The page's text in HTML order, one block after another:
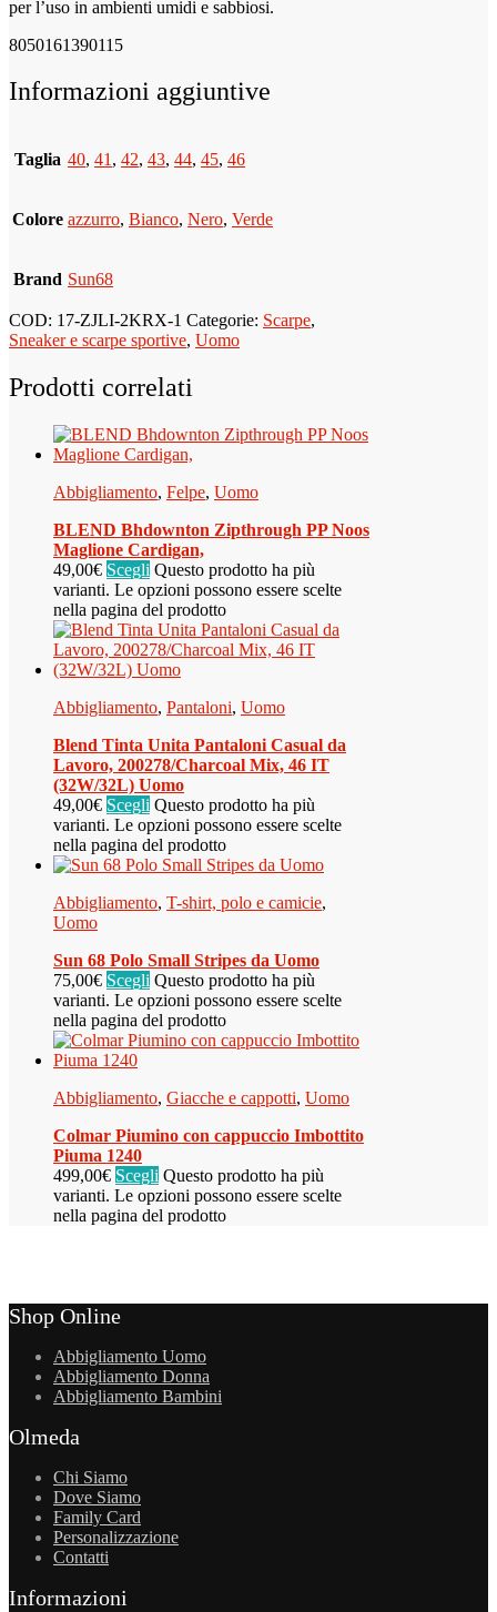
per l’uso in ambienti umidi e sabbiosi.
8050161390115
Informazioni aggiuntive
Taglia 40, 41 , 42, 43, 44, 45, 46
Colore azzurro, Bianco, Nero, Verde
Brand Sun68
COD: 17-ZJLI-2KRX-1 Categorie: Scarpe,
Sneaker e scarpe sportive, Uomo
Prodotti correlati
Abbigliamento, Felpe, Uomo
BLEND Bhdownton Zipthrough PP Noos
Maglione Cardigan,
49,00€ Scegli Questo prodotto ha più
varianti. Le opzioni possono essere scelte
nella pagina del prodotto
Abbigliamento, Pantaloni, Uomo
Blend Tinta Unita Pantaloni Casual da
Lavoro, 200278/Charcoal Mix, 46 IT
(32W/32L) Uomo
49,00€ Scegli Questo prodotto ha più
varianti. Le opzioni possono essere scelte
nella pagina del prodotto
Abbigliamento, T-shirt, polo e camicie,
Uomo
Sun 68 Polo Small Stripes da Uomo
75,00€ Scegli Questo prodotto ha più
varianti. Le opzioni possono essere scelte
nella pagina del prodotto
Abbigliamento, Giacche e cappotti, Uomo
Colmar Piumino con cappuccio Imbottito
Piuma 1240
499,00€ Scegli Questo prodotto ha più
varianti. Le opzioni possono essere scelte
nella pagina del prodotto
Shop Online
Abbigliamento Uomo
Abbigliamento Donna
Abbigliamento Bambini
Olmeda
Chi Siamo
Dove Siamo
Family Card
Personalizzazione
Contatti
Informazioni